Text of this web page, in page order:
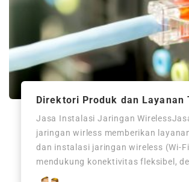
Direktori Produk dan Layanan
Jasa Instalasi Jaringan
jaringan wirless memberikan
dan instalasi jaringan wireless (Wi-
mendukung konektivitas fleksibel,